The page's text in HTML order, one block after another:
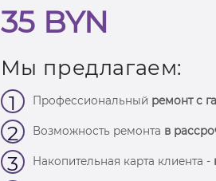
35 BYN
Мы предлагаем:
1 Профессиональный ремонт с
2 Возможность ремонта в
3 Накопительная карта клиента -